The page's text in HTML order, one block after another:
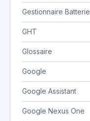
Gestionnaire Batterie
GHT
Glossaire
Google
Google Assistant
Google Nexus One